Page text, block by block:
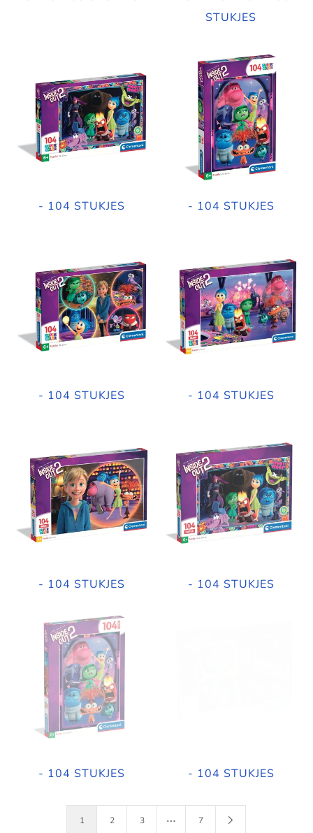
STUKJES
- 104 STUKJES - 104 STUKJES
- 104 STUKJES - 104 STUKJES
- 104 STUKJES - 104 STUKJES
- 104 STUKJES - 104 STUKJES
1 2 3 … 7